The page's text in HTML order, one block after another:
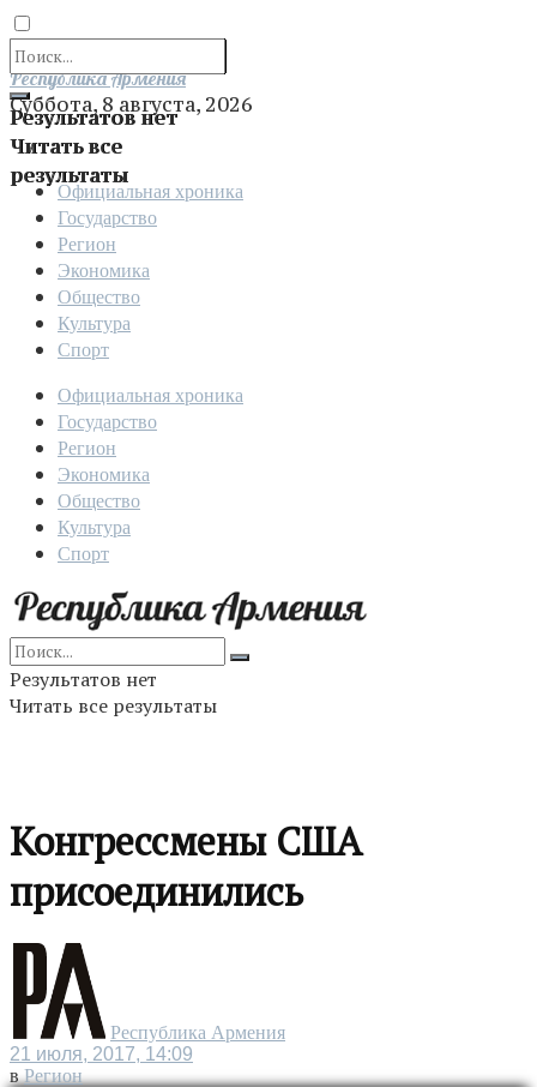
Результатов нет
Читать все
результаты
Отправить
Республика Армения
Суббота, 8 августа, 2026
Официальная хроника
Государство
Регион
Экономика
Общество
Культура
Спорт
Официальная хроника
Государство
Регион
Экономика
Общество
Культура
Спорт
Результатов нет
Читать все результаты
Конгрессмены США
присоединились
Республика Армения
21 июля, 2017, 14:09
в Регион